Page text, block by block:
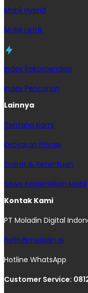
Mobil Hybrid
Mobil Listrik
Index Rekomendasi
Index Pencarian
Lainnya
Tentang Kami
Kebijakan Privasi
Syarat & Ketentuan
Sewa Kepemilikan Mobil
Kontak Kami
PT Moladin Digital
hello@moladin.ai
Hotline WhatsApp
Customer Service: